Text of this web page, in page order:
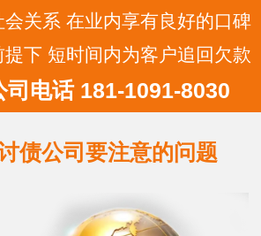
的…关系 在业内享有良好的口碑
下 短时间内为客户追回欠款
司电话 181-1091-8030
债公司要注意的问题